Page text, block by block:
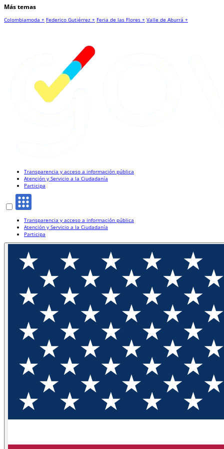
Más temas
Colombiamoda + Federico Gutiérrez + Feria de las Flores + Valle de Aburrá +
Transparencia y acceso a información pública
Atención y Servicio a la Ciudadanía
Participa
Transparencia y acceso a información pública
Atención y Servicio a la Ciudadanía
Participa